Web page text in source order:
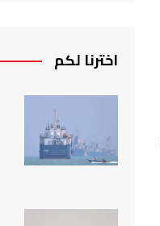
اخترنا لكم